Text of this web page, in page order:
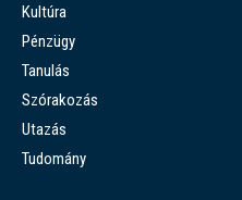
Kultúra
Pénzügy
Tanulás
Szórakozás
Utazás
Tudomány